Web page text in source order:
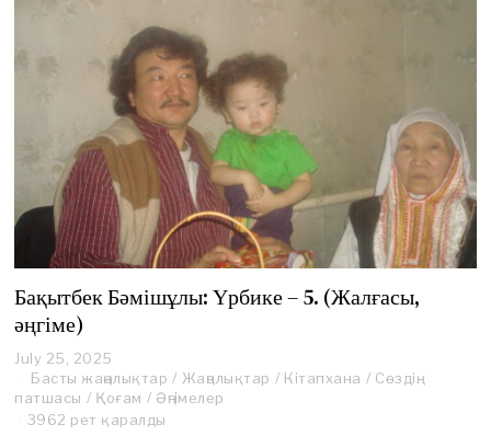
Бақытбек Бәмішұлы: Үрбике – 5. (Жалғасы,
әңгіме)
July 25, 2025
u
l
y
Басты жаңалықтар / Жаңалықтар / Кітапхана / Сөздің
патшасы / Қоғам / Әңгімелер
3962 рет қаралды